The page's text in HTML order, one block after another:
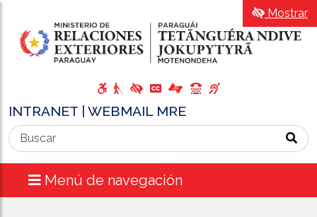
INTRANET WEBMAIL MRE
Menú de navegación
Mostrar